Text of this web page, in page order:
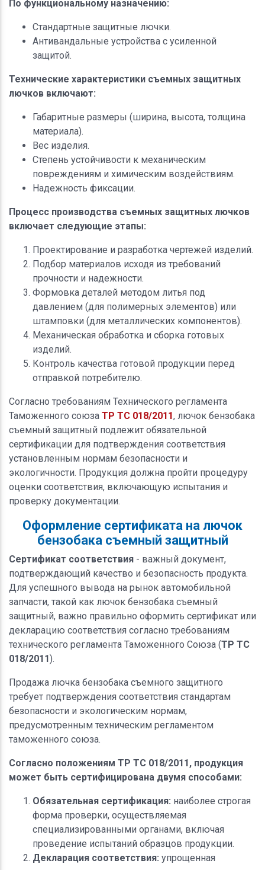
По функциональному назначению:
Стандартные защитные лючки.
Антивандальные устройства с усиленной
защитой.
Технические характеристики съемных защитных
лючков включают:
Габаритные размеры (ширина, высота, толщина
материала).
Вес изделия.
Степень устойчивости к механическим
повреждениям и химическим воздействиям.
Надежность фиксации.
Процесс производства съемных защитных лючков
включает следующие этапы:
Проектирование и разработка чертежей изделий.
Подбор материалов исходя из требований
прочности и надежности.
Формовка деталей методом литья под
давлением (для полимерных элементов) или
штамповки (для металлических компонентов).
Механическая обработка и сборка готовых
изделий.
Контроль качества готовой продукции перед
отправкой потребителю.
Согласно требованиям Технического регламента
Таможенного союза ТР ТС 018/2011, лючок бензобака
съемный защитный подлежит обязательной
сертификации для подтверждения соответствия
установленным нормам безопасности и
экологичности. Продукция должна пройти процедуру
оценки соответствия, включающую испытания и
проверку документации.
Оформление сертификата на лючок
бензобака съемный защитный
Сертификат соответствия - важный документ,
подтверждающий качество и безопасность продукта.
Для успешного вывода на рынок автомобильной
запчасти, такой как лючок бензобака съемный
защитный, важно правильно оформить сертификат или
декларацию соответствия согласно требованиям
технического регламента Таможенного Союза (ТР ТС
018/2011).
Продажа лючка бензобака съемного защитного
требует подтверждения соответствия стандартам
безопасности и экологическим нормам,
предусмотренным техническим регламентом
таможенного союза.
Согласно положениям ТР ТС 018/2011, продукция
может быть сертифицирована двумя способами:
Обязательная сертификация: наиболее строгая
форма проверки, осуществляемая
специализированными органами, включая
проведение испытаний образцов продукции.
Декларация соответствия: упрощенная